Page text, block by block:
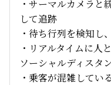
・サーマルカメラと
して追跡
・待ち行列を検知し
・リアルタイムに人
ソーシャルディスタ
・乗客が混雑して